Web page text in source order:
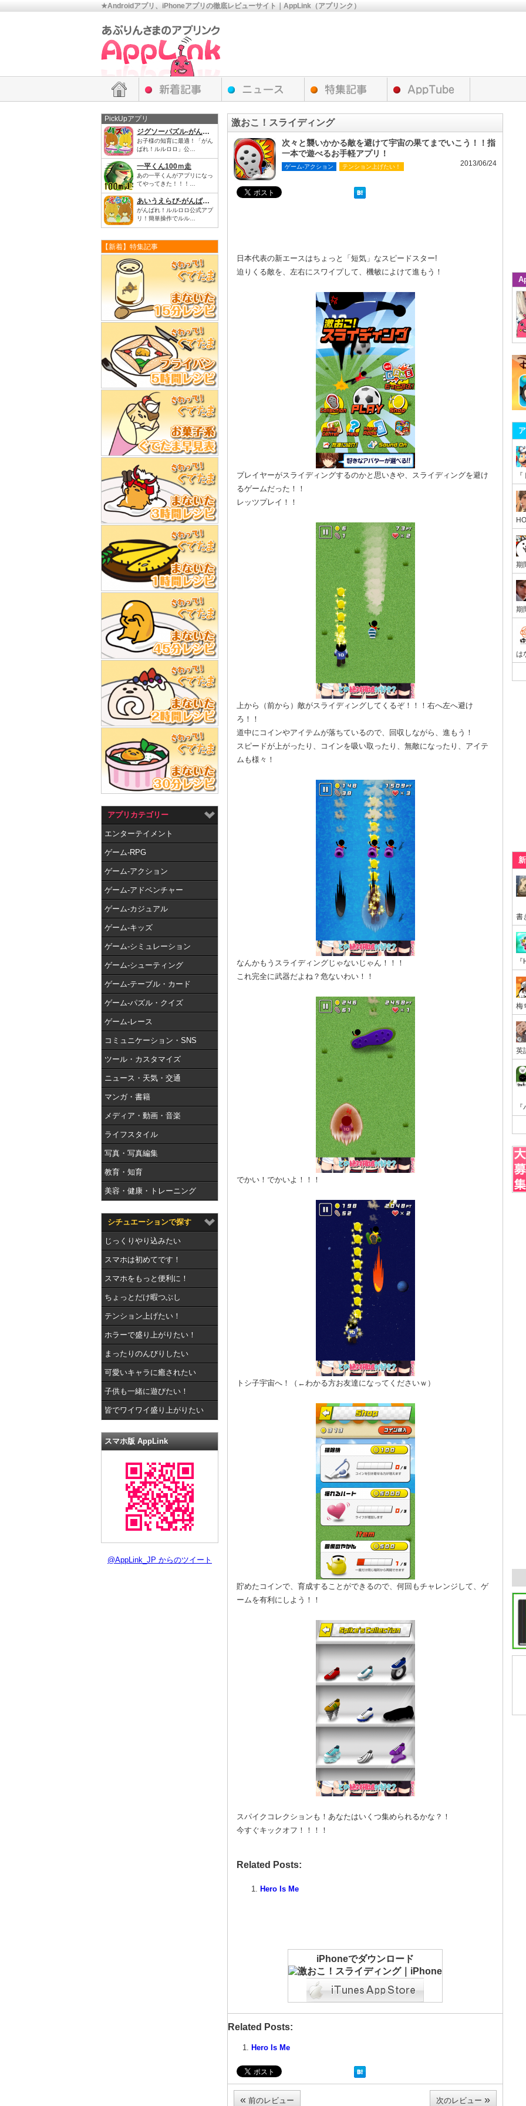
★Androidアプリ、iPhoneアプリの徹底レビューサイト｜AppLink（アプリンク）
PickUpアプリ
ジグソーパズル-がんばれ！ルルロロ
お子様の知育に最適！「がん
ばれ！ルルロロ」公…
一平くん100ｍ走
あの一平くんがアプリになっ
てやってきた！！！…
あいうえらび-がんばれ！ルルロロ
がんばれ！ルルロロ公式アプ
リ！簡単操作でルル…
【新着】特集記事
アプリカテゴリー
エンターテイメント
ゲーム-RPG
ゲーム-アクション
ゲーム-アドベンチャー
ゲーム-カジュアル
ゲーム-キッズ
ゲーム-シミュレーション
ゲーム-シューティング
ゲーム-テーブル・カード
ゲーム-パズル・クイズ
ゲーム-レース
コミュニケーション・SNS
ツール・カスタマイズ
ニュース・天気・交通
マンガ・書籍
メディア・動画・音楽
ライフスタイル
写真・写真編集
教育・知育
美容・健康・トレーニング
シチュエーションで探す
じっくりやり込みたい
スマホは初めてです！
スマホをもっと便利に！
ちょっとだけ暇つぶし
テンション上げたい！
ホラーで盛り上がりたい！
まったりのんびりしたい
可愛いキャラに癒されたい
子供も一緒に遊びたい！
皆でワイワイ盛り上がりたい
スマホ版 AppLink
@AppLink_JP からのツイート
激おこ！スライディング
次々と襲いかかる敵を避けて宇宙の果てまでいこう！！指
一本で遊べるお手軽アプリ！
ゲーム-アクション テンション上げたい！ 2013/06/24
日本代表の新エースはちょっと「短気」なスピードスター!
迫りくる敵を、左右にスワイプして、機敏によけて進もう！
プレイヤーがスライディングするのかと思いきや、スライディングを避け
るゲームだった！！
レッツプレイ！！
上から（前から）敵がスライディングしてくるぞ！！！右へ左へ避け
ろ！！
道中にコインやアイテムが落ちているので、回収しながら、進もう！
スピードが上がったり、コインを吸い取ったり、無敵になったり、アイテ
ムも様々！
なんかもうスライディングじゃないじゃん！！！
これ完全に武器だよね？危ないわい！！
でかい！でかいよ！！！
トシ子宇宙へ！（←わかる方お友達になってくださいｗ）
貯めたコインで、育成することができるので、何回もチャレンジして、ゲ
ームを有利にしよう！！
スパイクコレクションも！あなたはいくつ集められるかな？！
今すぐキックオフ！！！！
Related Posts:
Hero Is Me
iPhoneでダウンロード
Related Posts:
Hero Is Me
« 前のレビュー 次のレビュー »